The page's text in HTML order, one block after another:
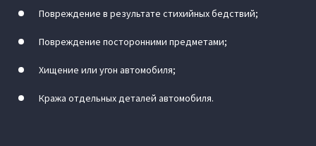
Повреждение в результате стихийных бедствий;
Повреждение посторонними предметами;
Хищение или угон автомобиля;
Кража отдельных деталей автомобиля.